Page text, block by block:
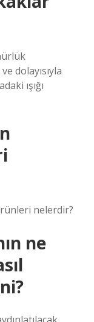
dolayısıyla
ışığı
nelerdir?
ne